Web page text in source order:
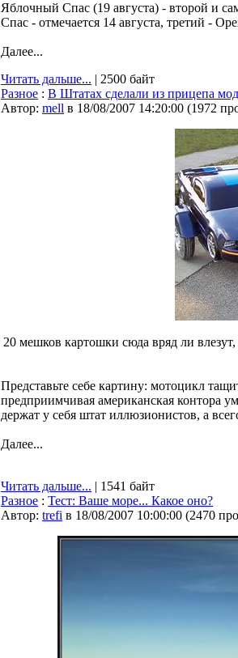
Яблочный Спас (19 августа) - второй и
Спас - отмечается 14 августа, третий -
Далее...
Читать дальше... | 2500 байт
Разное : В Штатах сделали из прицепа
Автор: mell в 18/08/2007 14:20:00 (1972
20 мешков картошки сюда вряд ли
Представьте себе картину: мотоцикл
предприимчивая американская контора
держат у себя штат иллюзионистов, а
Далее...
Читать дальше... | 1541 байт
Разное : Тест: Ваше море... Какое оно?
Автор: trefi в 18/08/2007 10:00:00 (2470